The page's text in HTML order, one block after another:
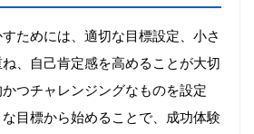
ためには、適切な目標設定、小さ
、自己肯定感を高めることが大切
つチャレンジングなものを設定
目標から始めることで、成功体験